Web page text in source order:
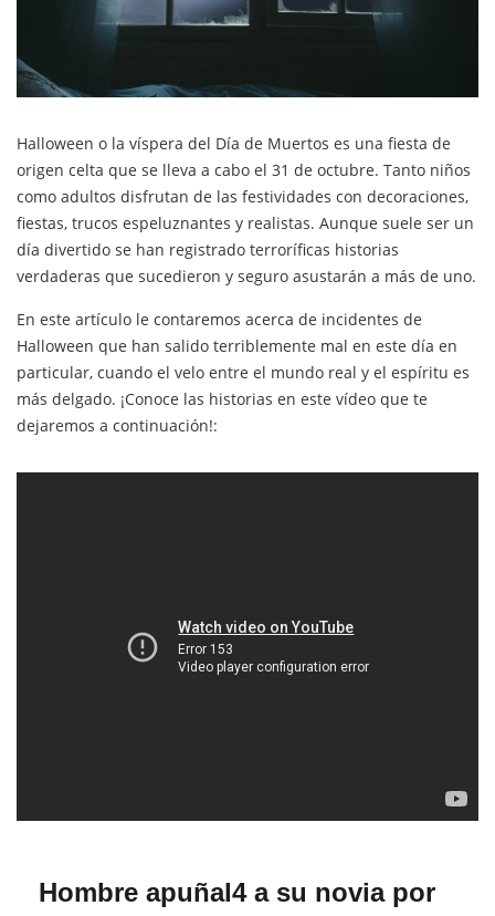
Halloween o la víspera del Día de Muertos es una fiesta de
origen celta que se lleva a cabo el 31 de octubre. Tanto niños
como adultos disfrutan de las festividades con decoraciones,
fiestas, trucos espeluznantes y realistas. Aunque suele ser un
día divertido se han registrado terroríficas historias
verdaderas que sucedieron y seguro asustarán a más de uno.
En este artículo le contaremos acerca de incidentes de
Halloween que han salido terriblemente mal en este día en
particular, cuando el velo entre el mundo real y el espíritu es
más delgado. ¡Conoce las historias en este vídeo que te
dejaremos a continuación!:
Hombre apuñal4 a su novia por